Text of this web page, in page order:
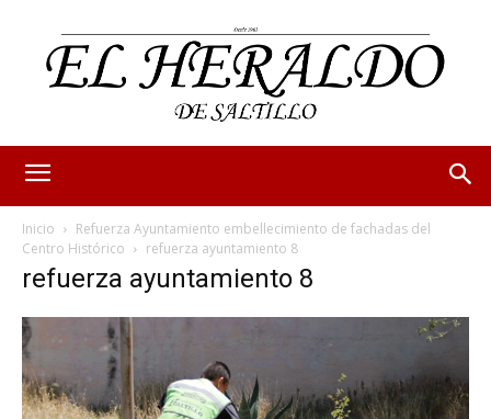
Inicio
Refuerza Ayuntamiento embellecimiento de fachadas del
Centro Histórico
refuerza ayuntamiento 8
refuerza ayuntamiento 8